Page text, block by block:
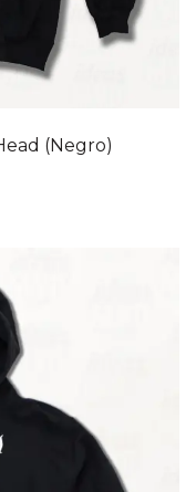
(Negro)